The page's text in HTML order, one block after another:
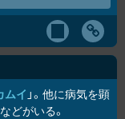
ムイ 」。他に病気を顕
などがいる。